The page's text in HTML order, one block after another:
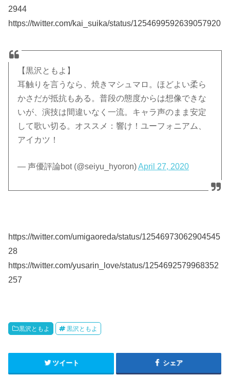
2944
https://twitter.com/kai_suika/status/1254699592639057920
【黒沢ともよ】
耳触りを言うなら、焼きマシュマロ。ほどよい柔ら
かさだが抵抗もある。普段の態度からは想像できな
いが、演技は間違いなく一流。キャラ声のまま安定
して歌い切る。オススメ：響け！ユーフォニアム、
アイカツ！
— 声優評論bot (@seiyu_hyoron)April 27, 2020
https://twitter.com/umigaoreda/status/12546973062904545
28
https://twitter.com/yusarin_love/status/1254692579968352
257
黒沢ともよ 黒沢ともよ
ツイート シェア